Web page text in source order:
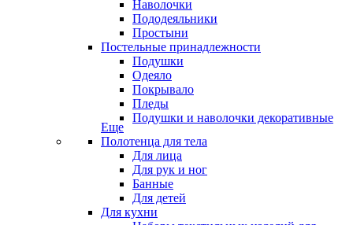
Наволочки
Пододеяльники
Простыни
Постельные принадлежности
Подушки
Одеяло
Покрывало
Пледы
Подушки и наволочки декоративные
Еще
Полотенца для тела
Для лица
Для рук и ног
Банные
Для детей
Для кухни